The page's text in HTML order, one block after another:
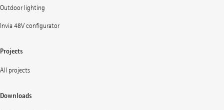
Outdoor lighting
Invia 48V configurator
Projects
All projects
Downloads